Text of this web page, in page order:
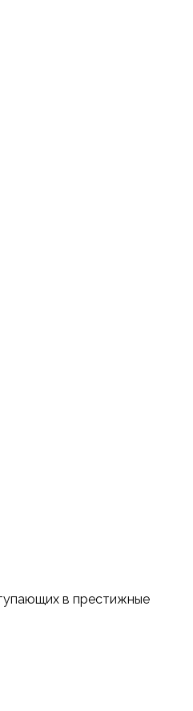
в престижные